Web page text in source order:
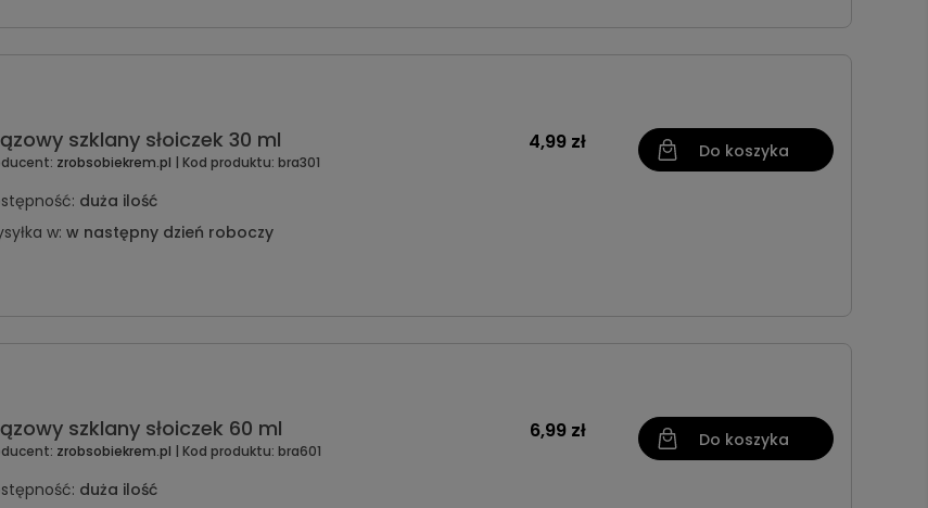
szklany słoiczek 30 ml
zrobsobiekrem.pl | Kod produktu: bra301
duża ilość
w: w następny dzień roboczy
4,99 zł Do koszyka
szklany słoiczek 60 ml
zrobsobiekrem.pl | Kod produktu: bra601
duża ilość
6,99 zł Do koszyka